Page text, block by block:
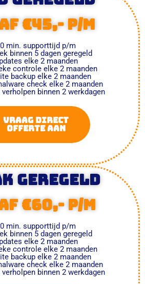
€45,- p/m
min. supporttijd p/m
binnen 5 dagen geregeld
elke 2 maanden
controle elke 2 maanden
backup elke 2 maanden
check elke 2 maanden
binnen 2 werkdagen
Vraag direct
offerte aan
geregeld
€60,- p/m
min. supporttijd p/m
binnen 5 dagen geregeld
elke 2 maanden
controle elke 2 maanden
backup elke 2 maanden
check elke 2 maanden
binnen 2 werkdagen